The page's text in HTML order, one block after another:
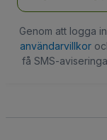
Genom att logga
användarvillkor
få SMS-